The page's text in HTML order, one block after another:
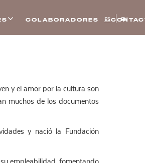
COLABORADORES ES EN
y el amor por la cultura son
muchos de los documentos
y nació la Fundación